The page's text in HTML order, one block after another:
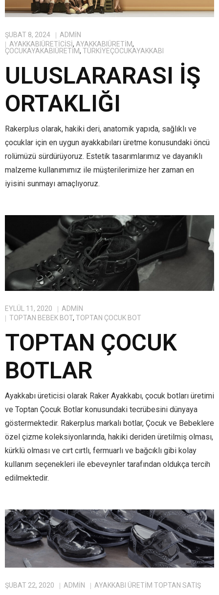
ŞUBAT 8, 2024
ADMIN
AYAKKABIÜRETICISI, AYAKKABIÜRETIM,
ÇOCUKAYAKABIÜRETIM, TÜRKIYEÇOCUKAYAKKABI
ULUSLARARASI İŞ
ORTAKLIĞI
Rakerplus olarak, hakiki deri, anatomik yapıda, sağlıklı ve
çocuklar için en uygun ayakkabıları üretme konusundaki öncü
rolümüzü sürdürüyoruz. Estetik tasarımlarımız ve dayanıklı
malzeme kullanımımız ile müşterilerimize her zaman en
iyisini sunmayı amaçlıyoruz.
EYLÜL 11, 2020
ADMIN
TOPTAN BEBEK BOT, TOPTAN ÇOCUK BOT
TOPTAN ÇOCUK
BOTLAR
Ayakkabı üreticisi olarak Raker Ayakkabı, çocuk botları üretimi
ve Toptan Çocuk Botlar konusundaki tecrübesini dünyaya
göstermektedir. Rakerplus markalı botlar, Çocuk ve Bebeklere
özel çizme koleksiyonlarında, hakiki deriden üretilmiş olması,
kürklü olması ve cırt cırtlı, fermuarlı ve bağcıklı gibi kolay
kullanım seçenekleri ile ebeveynler tarafından oldukça tercih
edilmektedir.
ŞUBAT 22, 2020 ADMIN AYAKKABI ÜRETIM TOPTAN SATIŞ